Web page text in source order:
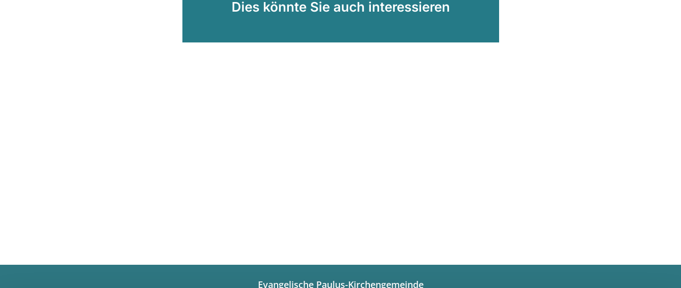
Dies könnte Sie auch interessieren
Evangelische Paulus-Kirchengemeinde